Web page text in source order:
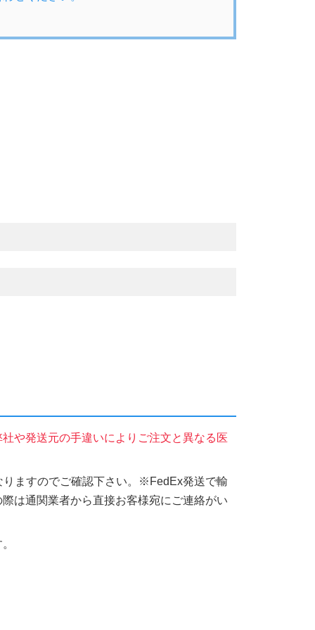
や発送元の手違いによりご注文と異なる医
ますのでご確認下さい。※FedEx発送で輸
は通関業者から直接お客様宛にご連絡がい